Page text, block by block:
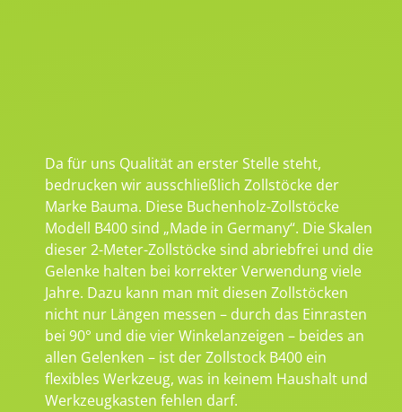
Da für uns Qualität an erster Stelle steht,
bedrucken wir ausschließlich Zollstöcke der
Marke Bauma. Diese Buchenholz-Zollstöcke
Modell B400 sind „Made in Germany“. Die Skalen
dieser 2-Meter-Zollstöcke sind abriebfrei und die
Gelenke halten bei korrekter Verwendung viele
Jahre. Dazu kann man mit diesen Zollstöcken
nicht nur Längen messen – durch das Einrasten
bei 90° und die vier Winkelanzeigen – beides an
allen Gelenken – ist der Zollstock B400 ein
flexibles Werkzeug, was in keinem Haushalt und
Werkzeugkasten fehlen darf.